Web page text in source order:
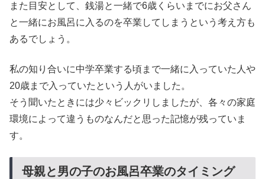
また目安として、銭湯と一緒で6歳くらいまでにお父さん
と一緒にお風呂に入るのを卒業してしまうという考え方も
あるでしょう。
私の知り合いに中学卒業する頃まで一緒に入っていた人や
20歳まで入っていたという人がいました。
そう聞いたときには少々ビックリしましたが、各々の家庭
環境によって違うものなんだと思った記憶が残っていま
す。
母親と男の子のお風呂卒業のタイミング